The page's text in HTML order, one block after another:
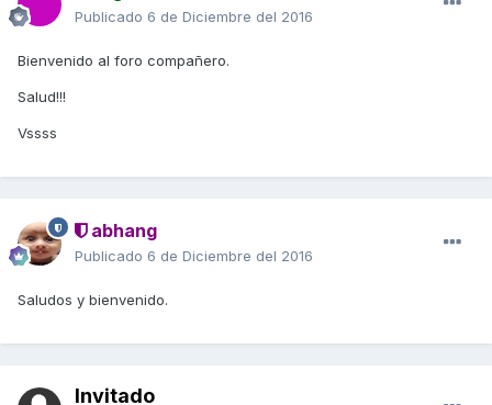
Publicado 6 de Diciembre del 2016
Bienvenido al foro compañero.
Salud!!!
Vssss
abhang
Publicado 6 de Diciembre del 2016
Saludos y bienvenido.
Invitado